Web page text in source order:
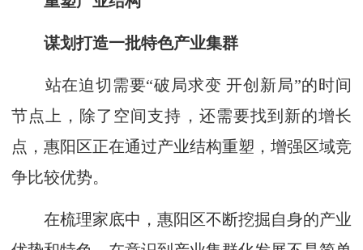
谋划打造一批特色产业集群
站在迫切需要“破局求变 开创新局”的时间
节点上，除了空间支持，还需要找到新的增长
点，惠阳区正在通过产业结构重塑，增强区域竞
争比较优势。
在梳理家底中，惠阳区不断挖掘自身的产业